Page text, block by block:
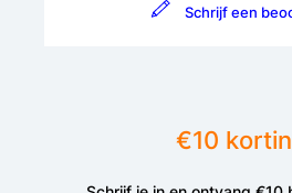
Schrijf een
€10